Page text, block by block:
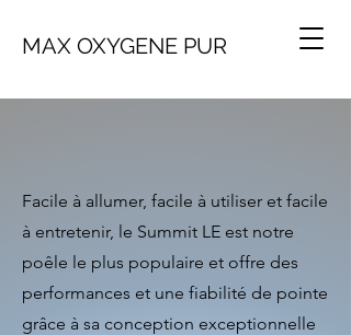
MAX OXYGENE PUR
Facile à allumer, facile à utiliser et facile
à entretenir, le Summit LE est notre
poêle le plus populaire et offre des
performances et une fiabilité de pointe
grâce à sa conception exceptionnelle